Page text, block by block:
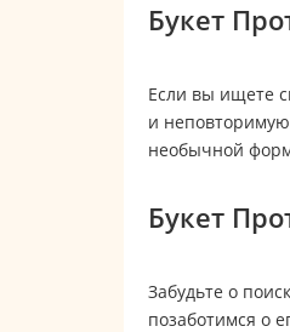
Букет
Если вы ищете
и неповторимую
необычной
Букет
Забудьте о
позаботимся о